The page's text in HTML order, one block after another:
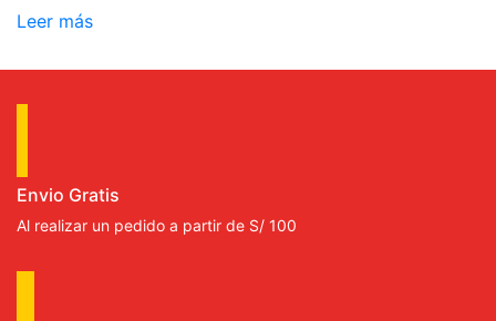
Leer más
Envio Gratis
Al realizar un pedido a partir de S/ 100